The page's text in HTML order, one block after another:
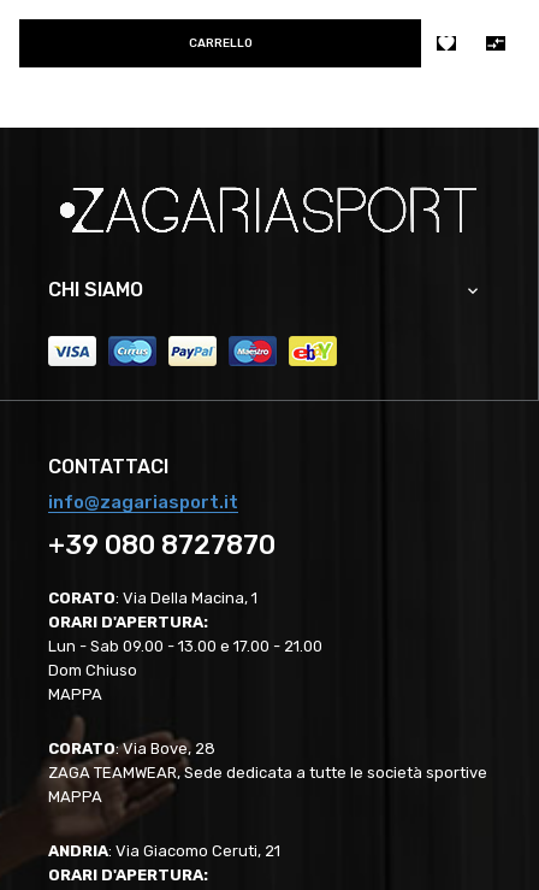
CARRELLO  
CHI SIAMO 
CONTATTACI
info@zagariasport.it
+39 080 8727870
CORATO: Via Della Macina, 1
ORARI D'APERTURA:
Lun - Sab 09.00 - 13.00 e 17.00 - 21.00
Dom Chiuso
MAPPA
CORATO: Via Bove, 28
ZAGA TEAMWEAR, Sede dedicata a tutte le società sportive
MAPPA
ANDRIA: Via Giacomo Ceruti, 21
ORARI D'APERTURA: